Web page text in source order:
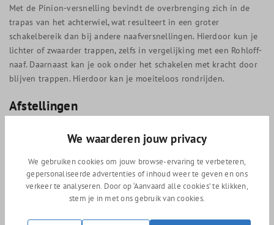
Met de Pinion-versnelling bevindt de overbrenging zich in de
trapas van het achterwiel, wat resulteert in een groter
schakelbereik dan bij andere naafversnellingen. Hierdoor kun je
lichter of zwaarder trappen, zelfs in vergelijking met een Rohloff-
naaf. Daarnaast kan je ook onder het schakelen met kracht door
blijven trappen. Hierdoor kan je moeiteloos rondrijden.
Afstellingen
De Stromer ST2 Pinion is verkrijgbaar in twee verschillende
frametypes: sport en comfort. Het comfortmodel heeft een lage
instap en een zithouding die minder belastend is voor de rug.
Het sportmodel heeft een minder lage instap, maar biedt
daardoor meer stabiliteit in bochten. De ST2 kan nog
comfortabeler worden gemaakt met een verende voorvork of een
verende zadelpen. De meerprijs voor een verende voorvork
We waarderen jouw privacy
We gebruiken cookies om jouw browse-ervaring te verbeteren,
gepersonaliseerde advertenties of inhoud weer te geven en ons
verkeer te analyseren. Door op ‘Aanvaard alle cookies’ te klikken,
stem je in met ons gebruik van cookies.